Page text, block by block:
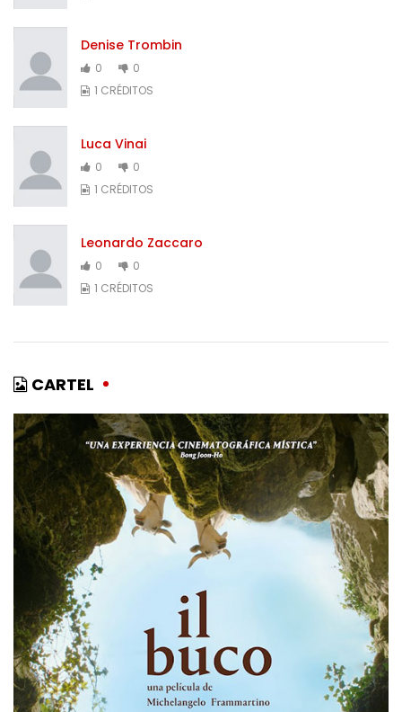
Denise Trombin
0
0
1 CRÉDITOS
Luca Vinai
0
0
1 CRÉDITOS
Leonardo Zaccaro
0
0
1 CRÉDITOS
CARTEL